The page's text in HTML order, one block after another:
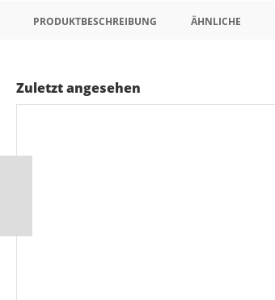
PRODUKTBESCHREIBUNG ÄHNLICHE
Zuletzt angesehen